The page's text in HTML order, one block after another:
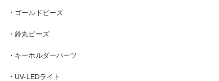
・ゴールドビーズ
・鈴丸ビーズ
・キーホルダーパーツ
・UV-LEDライト